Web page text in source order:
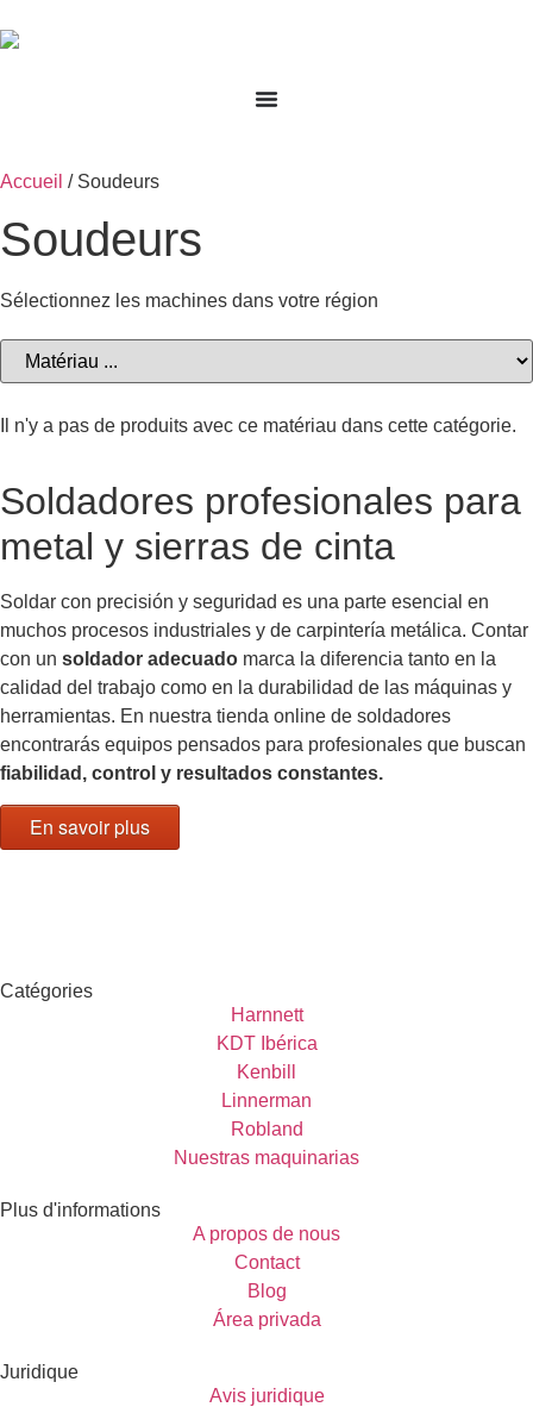
Accueil / Soudeurs
Soudeurs
Sélectionnez les machines dans votre région
Il n'y a pas de produits avec ce matériau dans cette catégorie.
Soldadores profesionales para
metal y sierras de cinta
Soldar con precisión y seguridad es una parte esencial en
muchos procesos industriales y de carpintería metálica. Contar
con un soldador adecuado marca la diferencia tanto en la
calidad del trabajo como en la durabilidad de las máquinas y
herramientas. En nuestra tienda online de soldadores
encontrarás equipos pensados para profesionales que buscan
fiabilidad, control y resultados constantes.
En savoir plus
Catégories
Harnnett
KDT Ibérica
Kenbill
Linnerman
Robland
Nuestras maquinarias
Plus d'informations
A propos de nous
Contact
Blog
Área privada
Juridique
Avis juridique